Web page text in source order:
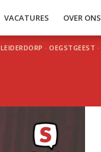
VACATURES OVER ONS
LEIDERDORP · OEGSTGEEST ·